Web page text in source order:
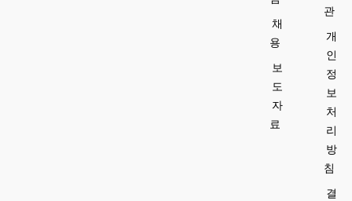
채
용
보
도
자
료
관
개
인
정
보
처
리
방
침
결